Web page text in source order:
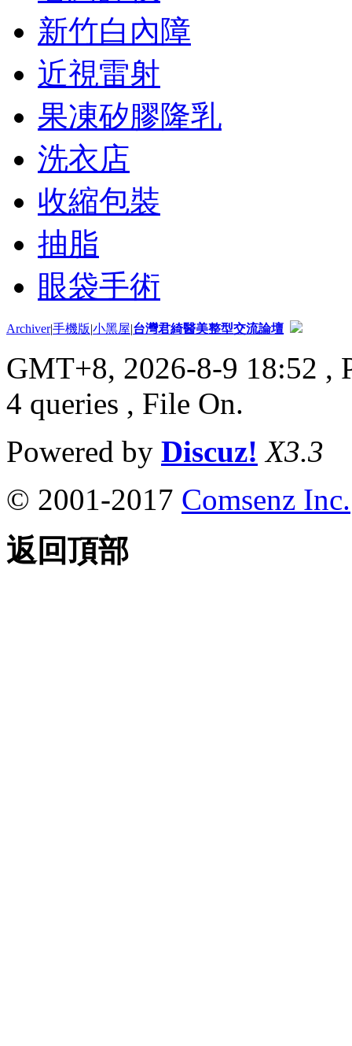
新竹白內障
近視雷射
果凍矽膠隆乳
洗衣店
收縮包裝
抽脂
眼袋手術
Archiver|手機版|小黑屋|台灣君綺醫美整型交流論壇
GMT+8, 2026-8-9 18:52 ,
4 queries , File On.
Powered by Discuz! X3.3
© 2001-2017 Comsenz Inc.
返回頂部